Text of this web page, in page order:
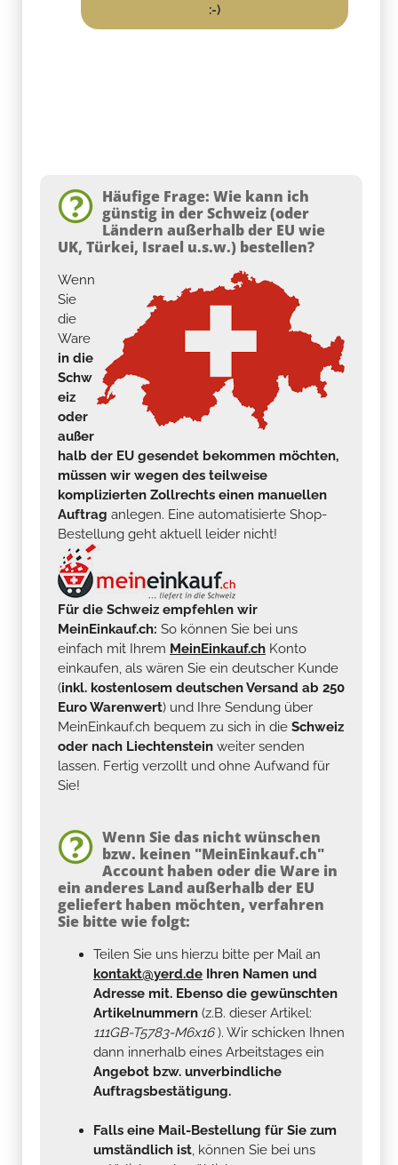
günstig in der Schweiz (oder
Ländern außerhalb der EU wie
UK, Türkei, Israel u.s.w.) bestellen?
Sie
die
Ware
in die
Schw
eiz
oder
außer
halb der EU gesendet bekommen möchten,
müssen wir wegen des teilweise
komplizierten Zollrechts einen manuellen
Auftraganlegen. Eine automatisierte Shop-
Bestellung geht aktuell leider nicht!
Für die Schweiz empfehlen wir
MeinEinkauf.ch:So können Sie bei uns
einfach mit IhremMeinEinkauf.chKonto
einkaufen, als wären Sie ein deutscher Kunde
(inkl. kostenlosem deutschen Versand ab 250
Euro Warenwert) und Ihre Sendung über
MeinEinkauf.ch bequem zu sich in dieSchweiz
oder nach Liechtensteinweiter senden
lassen. Fertig verzollt und ohne Aufwand für
Sie!
bzw. keinen "MeinEinkauf.ch"
Account haben oder die Ware in
ein anderes Land außerhalb der EU
geliefert haben möchten, verfahren
Sie bitte wie folgt:
kontakt@yerd.deIhren Namen und
Adresse mit. Ebenso die gewünschten
Artikelnummern(z.B. dieser Artikel:
111GB-T5783-M6x16). Wir schicken Ihnen
dann innerhalb eines Arbeitstages ein
Angebot bzw. unverbindliche
Auftragsbestätigung.
umständlich ist, können Sie bei uns
natürlich zu den üblichen